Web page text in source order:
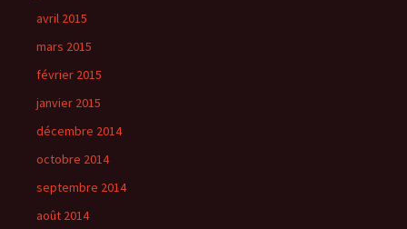
avril 2015
mars 2015
février 2015
janvier 2015
décembre 2014
octobre 2014
septembre 2014
août 2014